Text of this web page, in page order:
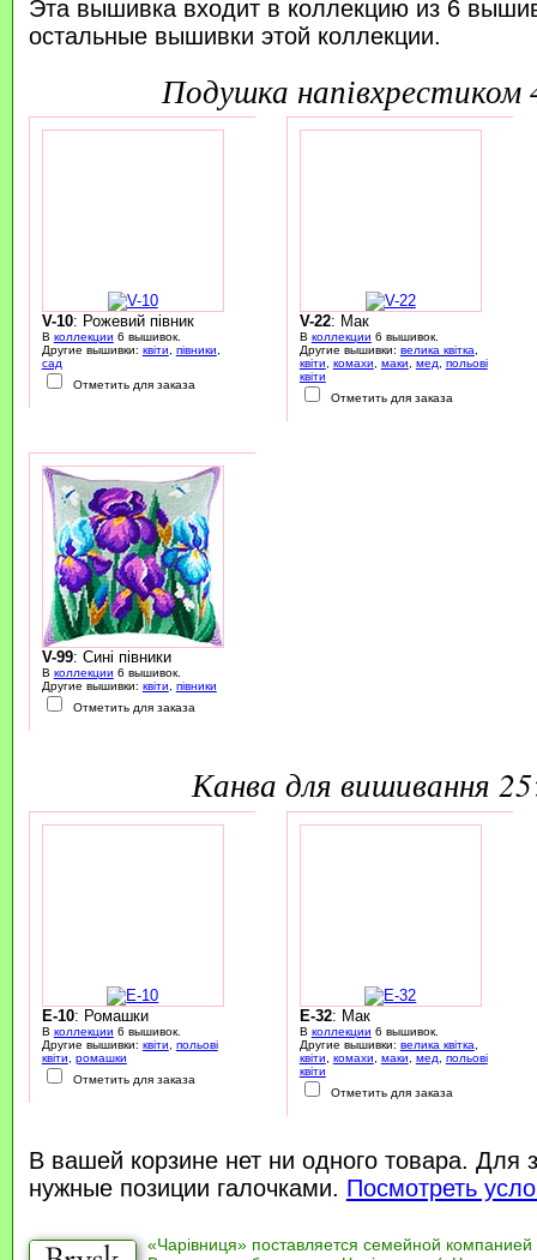
Эта вышивка входит в коллекцию из 6
остальные вышивки этой коллекции.
подушка
V-10: Рожевий півник
В коллекции 6 вышивок.
Другие вышивки: квіти, півники,
сад
Отметить для заказа
V-22: Мак
В коллекции 6 вышивок.
Другие вышивки: велика квітка,
квіти, комахи, маки, мед, польові
квіти
Отметить для заказа
V-99: Сині півники
В коллекции 6 вышивок.
Другие вышивки: квіти, півники
Отметить для заказа
канва для вишивання
E-10: Ромашки
В коллекции 6 вышивок.
Другие вышивки: квіти
польові
квіти
ромашки
Отметить для заказа
E-32: Мак
В коллекции 6 вышивок.
Другие вышивки: велика квітка
квіти
комахи маки мед
польові
квіти
Отметить для заказа
В вашей корзине нет ни одного товара. Для
нужные позиции галочками. Посмотреть
«Чарівниця» поставляется семейной компанией